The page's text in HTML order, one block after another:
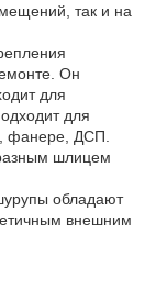
так и на
Он
для
для
фанере, ДСП.
шлицем
обладают
внешним